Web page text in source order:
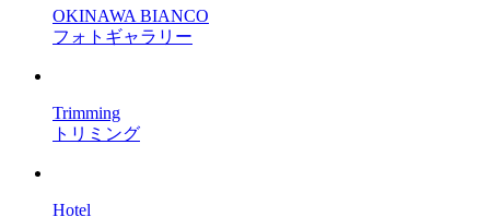
OKINAWA BIANCO
フォトギャラリー
Trimming
トリミング
Hotel